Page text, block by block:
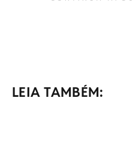
LEIA TAMBÉM: